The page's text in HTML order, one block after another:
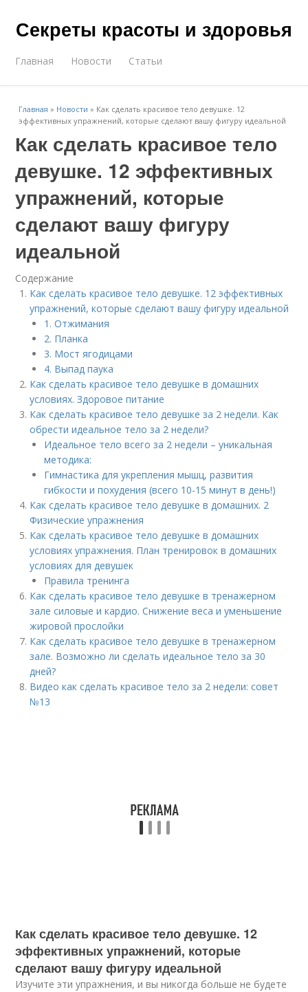
Секреты красоты и здоровья
Главная Новости Статьи
Главная » Новости » Как сделать красивое тело девушке. 12
эффективных упражнений, которые сделают вашу фигуру идеальной
Как сделать красивое тело
девушке. 12 эффективных
упражнений, которые
сделают вашу фигуру
идеальной
Содержание
Как сделать красивое тело девушке. 12 эффективных
упражнений, которые сделают вашу фигуру идеальной
1. Отжимания
2. Планка
3. Мост ягодицами
4. Выпад паука
Как сделать красивое тело девушке в домашних
условиях. Здоровое питание
Как сделать красивое тело девушке за 2 недели. Как
обрести идеальное тело за 2 недели?
Идеальное тело всего за 2 недели – уникальная
методика:
Гимнастика для укрепления мышц, развития
гибкости и похудения (всего 10-15 минут в день!)
Как сделать красивое тело девушке в домашних. 2
Физические упражнения
Как сделать красивое тело девушке в домашних
условиях упражнения. План тренировок в домашних
условиях для девушек
Правила тренинга
Как сделать красивое тело девушке в тренажерном
зале силовые и кардио. Снижение веса и уменьшение
жировой прослойки
Как сделать красивое тело девушке в тренажерном
зале. Возможно ли сделать идеальное тело за 30
дней?
Видео как сделать красивое тело за 2 недели: совет
№13
Как сделать красивое тело девушке. 12
эффективных упражнений, которые
сделают вашу фигуру идеальной
Изучите эти упражнения, и вы никогда больше не будете